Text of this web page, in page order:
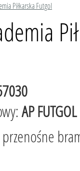
Piłkarska Futgol
AP